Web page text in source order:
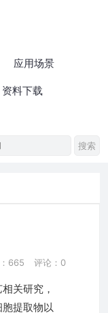
应用场景
资料下载
665 评论：0
关研究，
提取物以